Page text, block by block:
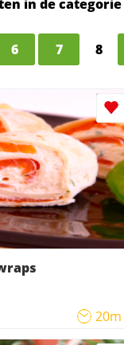
in de
6 7 8
20m